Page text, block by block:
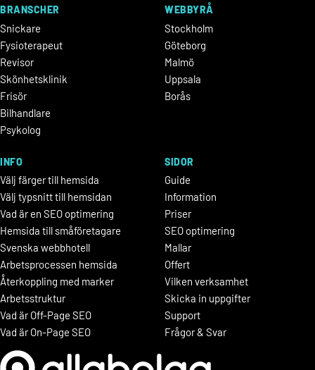
BRANSCHER
Snickare
Fysioterapeut
Revisor
Skönhetsklinik
Frisör
Bilhandlare
Psykolog
WEBBYRÅ
Stockholm
Göteborg
Malmö
Uppsala
Borås
INFO
Välj färger till hemsida
Välj typsnitt till hemsidan
Vad är en SEO optimering
Hemsida till småföretagare
Svenska webbhotell
Arbetsprocessen hemsida
Återkoppling med marker
Arbetsstruktur
Vad är Off-Page SEO
Vad är On-Page SEO
SIDOR
Guide
Information
Priser
SEO optimering
Mallar
Offert
Vilken verksamhet
Skicka in uppgifter
Support
Frågor & Svar